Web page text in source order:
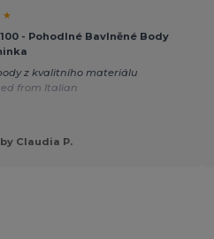
★
- Pohodlné Bavlněné Body
z kvalitního materiálu
from Italian
Claudia P.